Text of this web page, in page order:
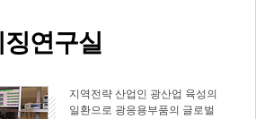
연구실
지역전략 산업인 광산업 육성의
일환으로 광응용부품의 글로벌